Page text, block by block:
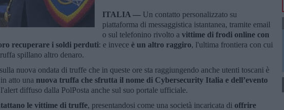
ITALIA — Un contatto personalizzato su
piattaforma di messaggistica istantanea, tramite email
o sul telefonino rivolto a vittime di frodi online con
recuperare i soldi perduti: e invece è un altro raggiro, l'ultima frontiera con cui
spillano altro denaro.
nuova ondata di truffe che in queste ore sta raggiungendo anche utenti toscani è
atto una nuova truffa che sfrutta il nome di Cybersecurity Italia e dell’evento
diffuso dalla PolPosta anche sul suo portale ufficiale.
le vittime di truffe, presentandosi come una società incaricata di offrire